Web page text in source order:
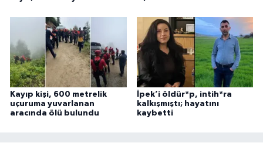
Kayıp kişi, 600 metrelik
uçuruma yuvarlanan
aracında ölü bulundu
İpek’i öldür*p, intih*ra
kalkışmıştı; hayatını
kaybetti